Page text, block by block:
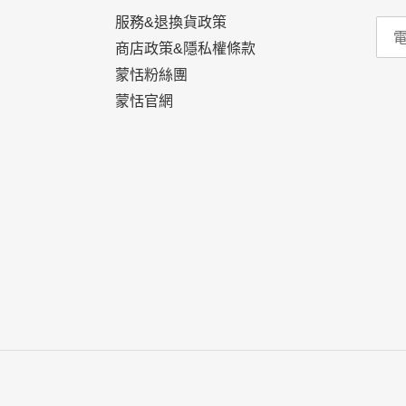
服務&退換貨政策
商店政策&隱私權條款
蒙恬粉絲團
蒙恬官網